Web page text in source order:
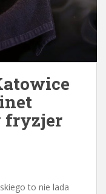
fryzjer
to nie lada